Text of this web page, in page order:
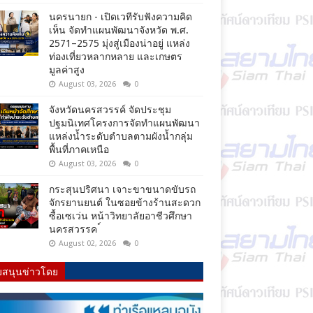
นครนายก - เปิดเวทีรับฟังความคิด
เห็น จัดทำแผนพัฒนาจังหวัด พ.ศ.
2571–2575 มุ่งสู่เมืองน่าอยู่ แหล่ง
ท่องเที่ยวหลากหลาย และเกษตร
มูลค่าสูง
August 03, 2026 0
จังหวัดนครสวรรค์ จัดประชุม
ปฐมนิเทศโครงการจัดทำแผนพัฒนา
แหล่งน้ำระดับตำบลตามผังน้ำกลุ่ม
พื้นที่ภาคเหนือ
August 03, 2026 0
กระสุนปริศนา เจาะขาขนาดขับรถ
จักรยานยนต์ ในซอยข้างร้านสะดวก
ซื้อเซเว่น หน้าวิทยาลัยอาชีวศึกษา
นครสวรรค ์
August 02, 2026 0
นุนข่าวโดย